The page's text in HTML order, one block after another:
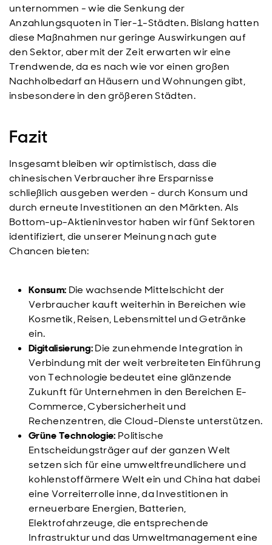
unternommen - wie die Senkung der
Anzahlungsquoten in Tier-1-Städten. Bislang hatten
diese Maßnahmen nur geringe Auswirkungen auf
den Sektor, aber mit der Zeit erwarten wir eine
Trendwende, da es nach wie vor einen großen
Nachholbedarf an Häusern und Wohnungen gibt,
insbesondere in den größeren Städten.
Fazit
Insgesamt bleiben wir optimistisch, dass die
chinesischen Verbraucher ihre Ersparnisse
schließlich ausgeben werden - durch Konsum und
durch erneute Investitionen an den Märkten. Als
Bottom-up-Aktieninvestor haben wir fünf Sektoren
identifiziert, die unserer Meinung nach gute
Chancen bieten:
Konsum: Die wachsende Mittelschicht der
Verbraucher kauft weiterhin in Bereichen wie
Kosmetik, Reisen, Lebensmittel und Getränke
ein.
Digitalisierung:Die zunehmende Integration in
Verbindung mit der weit verbreiteten Einführung
von Technologie bedeutet eine glänzende
Zukunft für Unternehmen in den Bereichen E-
Commerce, Cybersicherheit und
Rechenzentren, die Cloud-Dienste unterstützen.
Grüne Technologie: Politische
Entscheidungsträger auf der ganzen Welt
setzen sich für eine umweltfreundlichere und
kohlenstoffärmere Welt ein und China hat dabei
eine Vorreiterrolle inne, da Investitionen in
erneuerbare Energien, Batterien,
Elektrofahrzeuge, die entsprechende
Infrastruktur und das Umweltmanagement eine